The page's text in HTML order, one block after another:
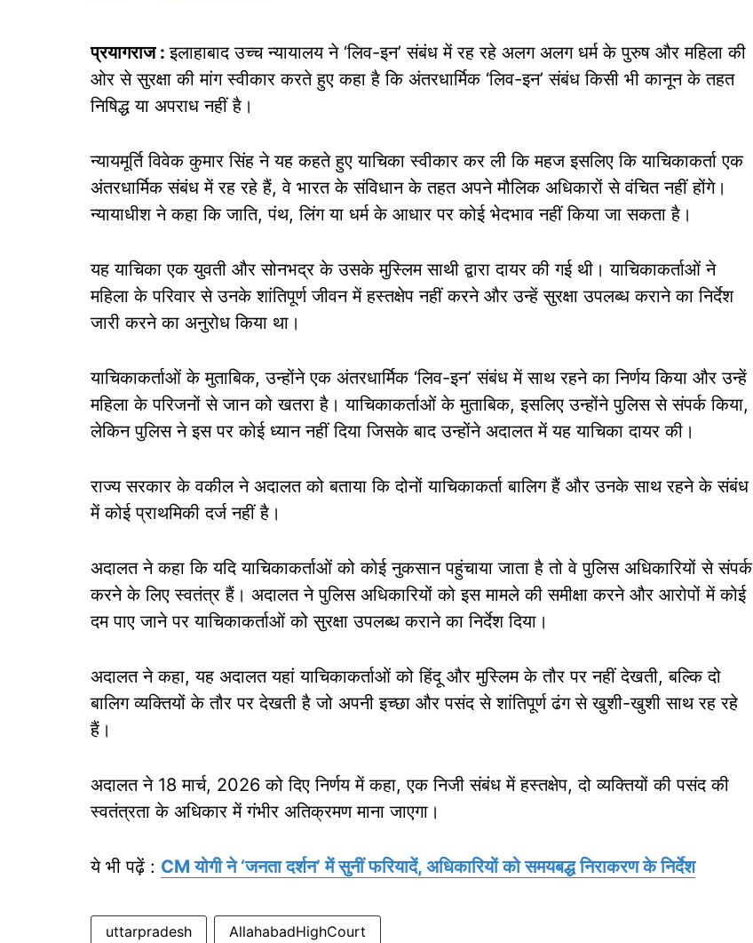
प्रयागराज :इलाहाबाद उच्च न्यायालय ने ‘लिव-इन’ संबंध में रह रहे अलग अलग धर्म के पुरुष और महिला की
ओर से सुरक्षा की मांग स्वीकार करते हुए कहा है कि अंतरधार्मिक ‘लिव-इन’ संबंध किसी भी कानून के तहत
निषिद्ध या अपराध नहीं है।
न्यायमूर्ति विवेक कुमार सिंह ने यह कहते हुए याचिका स्वीकार कर ली कि महज इसलिए कि याचिकाकर्ता एक
अंतरधार्मिक संबंध में रह रहे हैं, वे भारत के संविधान के तहत अपने मौलिक अधिकारों से वंचित नहीं होंगे।
न्यायाधीश ने कहा कि जाति, पंथ, लिंग या धर्म के आधार पर कोई भेदभाव नहीं किया जा सकता है।
यह याचिका एक युवती और सोनभद्र के उसके मुस्लिम साथी द्वारा दायर की गई थी। याचिकाकर्ताओं ने
महिला के परिवार से उनके शांतिपूर्ण जीवन में हस्तक्षेप नहीं करने और उन्हें सुरक्षा उपलब्ध कराने का निर्देश
जारी करने का अनुरोध किया था।
याचिकाकर्ताओं के मुताबिक, उन्होंने एक अंतरधार्मिक ‘लिव-इन’ संबंध में साथ रहने का निर्णय किया और उन्हें
महिला के परिजनों से जान को खतरा है। याचिकाकर्ताओं के मुताबिक, इसलिए उन्होंने पुलिस से संपर्क किया,
लेकिन पुलिस ने इस पर कोई ध्यान नहीं दिया जिसके बाद उन्होंने अदालत में यह याचिका दायर की।
राज्य सरकार के वकील ने अदालत को बताया कि दोनों याचिकाकर्ता बालिग हैं और उनके साथ रहने के संबंध
में कोई प्राथमिकी दर्ज नहीं है।
अदालत ने कहा कि यदि याचिकाकर्ताओं को कोई नुकसान पहुंचाया जाता है तो वे पुलिस अधिकारियों से संपर्क
करने के लिए स्वतंत्र हैं। अदालत ने पुलिस अधिकारियों को इस मामले की समीक्षा करने और आरोपों में कोई
दम पाए जाने पर याचिकाकर्ताओं को सुरक्षा उपलब्ध कराने का निर्देश दिया।
अदालत ने कहा, यह अदालत यहां याचिकाकर्ताओं को हिंदू और मुस्लिम के तौर पर नहीं देखती, बल्कि दो
बालिग व्यक्तियों के तौर पर देखती है जो अपनी इच्छा और पसंद से शांतिपूर्ण ढंग से खुशी-खुशी साथ रह रहे
हैं।
अदालत ने 18 मार्च, 2026 को दिए निर्णय में कहा, एक निजी संबंध में हस्तक्षेप, दो व्यक्तियों की पसंद की
स्वतंत्रता के अधिकार में गंभीर अतिक्रमण माना जाएगा।
ये भी पढ़ें : CM योगी ने ‘जनता दर्शन’ में सुनीं फरियादें, अधिकारियों को समयबद्ध निराकरण के निर्देश
uttarpradesh AllahabadHighCourt